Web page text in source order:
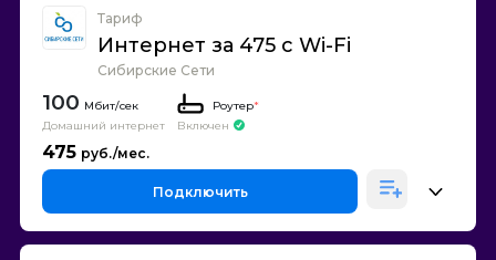
Тариф
Интернет за 475 с Wi-Fi
Сибирские Сети
100
Домашний интернет
Роутер*
Включен
475
Подключить